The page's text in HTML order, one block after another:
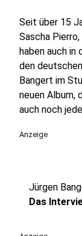
Seit über 15
Sascha
haben auch in
den
Bangert im
neuen Album,
auch noch
Anzeige
Jürgen
Das